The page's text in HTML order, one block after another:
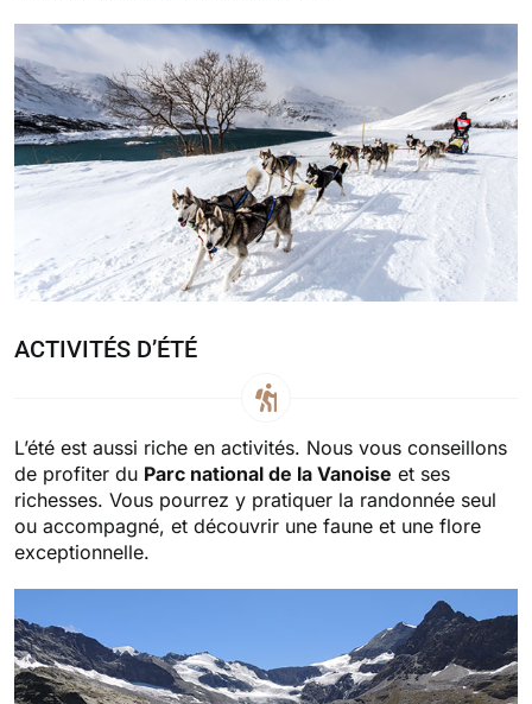
ACTIVITÉS D’ÉTÉ
L’été est aussi riche en activités. Nous vous conseillons
de profiter du Parc national de la Vanoise et ses
richesses. Vous pourrez y pratiquer la randonnée seul
ou accompagné, et découvrir une faune et une flore
exceptionnelle.